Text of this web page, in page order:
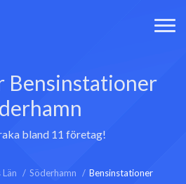
Bensinstationer
bland 11 företag!
Söderhamn Bensinstationer